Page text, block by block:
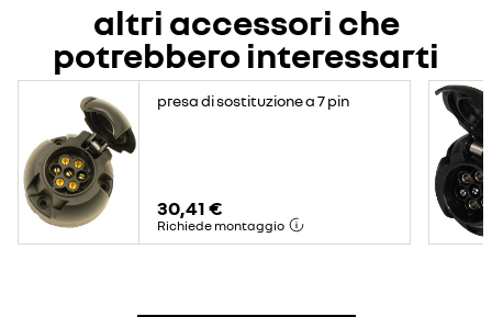
altri accessori che
potrebbero interessarti
presa di sostituzione a 7 pin
30,41 €
Richiede montaggio